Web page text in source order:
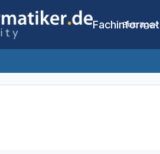
Beiträge